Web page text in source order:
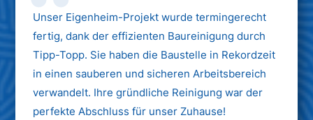
Unser Eigenheim-Projekt wurde termingerecht
fertig, dank der effizienten Baureinigung durch
Tipp-Topp. Sie haben die Baustelle in Rekordzeit
in einen sauberen und sicheren Arbeitsbereich
verwandelt. Ihre gründliche Reinigung war der
perfekte Abschluss für unser Zuhause!